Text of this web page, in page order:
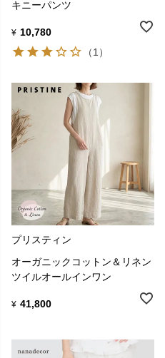
キニーパンツ
¥ 10,780
（1）
プリスティン
オーガニックコットン＆リネン
ツイルオールインワン
¥ 41,800